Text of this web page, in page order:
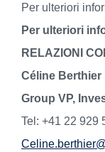
Per ulteriori
Per ulteriori
RELAZIONI
Céline Berthier
Group VP,
Tel: +41 22 929